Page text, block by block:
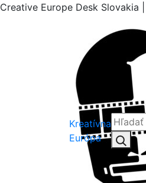
Creative Europe Desk
Kreatívna
Európa
Hľadať: